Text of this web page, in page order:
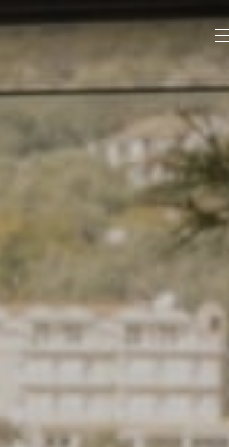
und Bars